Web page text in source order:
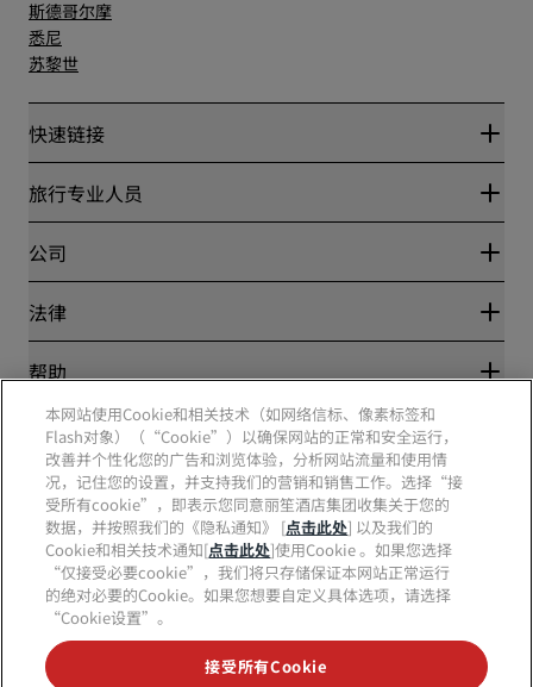
斯德哥尔摩
悉尼
苏黎世
快速链接
丽赏会
Blog
目的地
丽笙酒店集团APP
体育认证酒店
家庭友好型酒店
旅行专业人员
合作伙伴
公司
丽笙酒店集团
工作机会 RHG
工作机会 PPHE
工作机会 EHL
The Club by RHG
发展机会
责任经营
采购
法律
隐私中心
丽赏会条款和条件
网站使用协议
数字无障碍
现代奴隶制声明
帮助
消费者警示
联系方式
常见问题
网站地图
社交媒体
丽笙酒店集团品牌
本网站使用Cookie和相关技术（如网络信标、像素标签和
Flash对象）（“Cookie”）以确保网站的正常和安全运行，
改善并个性化您的广告和浏览体验，分析网站流量和使用情
况，记住您的设置，并支持我们的营销和销售工作。选择“接
受所有cookie”，即表示您同意丽笙酒店集团收集关于您的
数据，并按照我们的《隐私通知》 [点击此处] 以及我们的
Cookie和相关技术通知[点击此处]使用Cookie 。如果您选择
“仅接受必要cookie”，我们将只存储保证本网站正常运行
的绝对必要的Cookie。如果您想要自定义具体选项，请选择
“Cookie设置”。
接受所有Cookie